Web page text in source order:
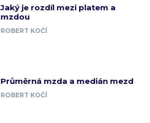
Jaký je rozdíl mezi platem a
mzdou
ROBERT KOČÍ
Průměrná mzda a medián mezd
ROBERT KOČÍ